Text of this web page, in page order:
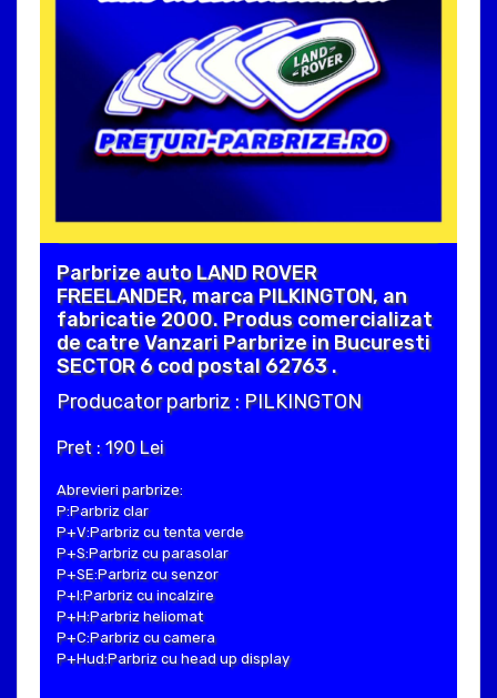
Parbrize auto LAND ROVER
FREELANDER, marca PILKINGTON, an
fabricatie 2000. Produs comercializat
de catre Vanzari Parbrize in Bucuresti
SECTOR 6 cod postal 62763 .
Producator parbriz : PILKINGTON
Pret : 190 Lei
Abrevieri parbrize:
P:Parbriz clar
P+V:Parbriz cu tenta verde
P+S:Parbriz cu parasolar
P+SE:Parbriz cu senzor
P+I:Parbriz cu incalzire
P+H:Parbriz heliomat
P+C:Parbriz cu camera
P+Hud:Parbriz cu head up display